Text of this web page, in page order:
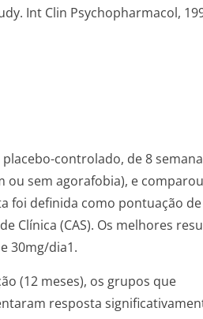
Int Clin Psychopharmacol,
controlado, de 8
ou sem agorafobia), e comparou
foi definida como pontuação
Clínica (CAS). Os melhores
30mg/dia1.
(12 meses), os grupos que
resposta